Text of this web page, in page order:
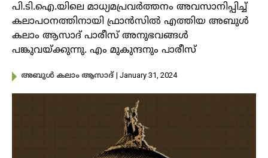
പി.ടി.ഐ.യിലെ മാധ്യമപ്രവ‍ർത്തനം അവസാനിപ്പിച്ച്
കലാപഠനത്തിനായി ഫ്രാൻസിൽ എത്തിയ അബുൾ
കലാം ആസാദ് പാരീസ് അനുഭവങ്ങൾ
പങ്കുവയ്ക്കുന്നു. എം മുകുന്ദനും പാരീസ്
അബുൾ കലാം ആസാദ് | January 31, 2024